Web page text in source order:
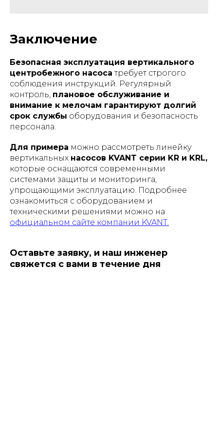
Заключение
Безопасная эксплуатация вертикального
центробежного насоса требует строгого
соблюдения инструкций. Регулярный
контроль, плановое обслуживание и
внимание к мелочам гарантируют долгий
срок службы оборудования и безопасность
персонала.
Для примера можно рассмотреть линейку
вертикальных насосов KVANT серии KR и KRL,
которые оснащаются современными
системами защиты и мониторинга,
упрощающими эксплуатацию. Подробнее
ознакомиться с оборудованием и
техническими решениями можно на
официальном сайте компании KVANT.
Оставьте заявку, и наш инженер
свяжется с вами в течение дня